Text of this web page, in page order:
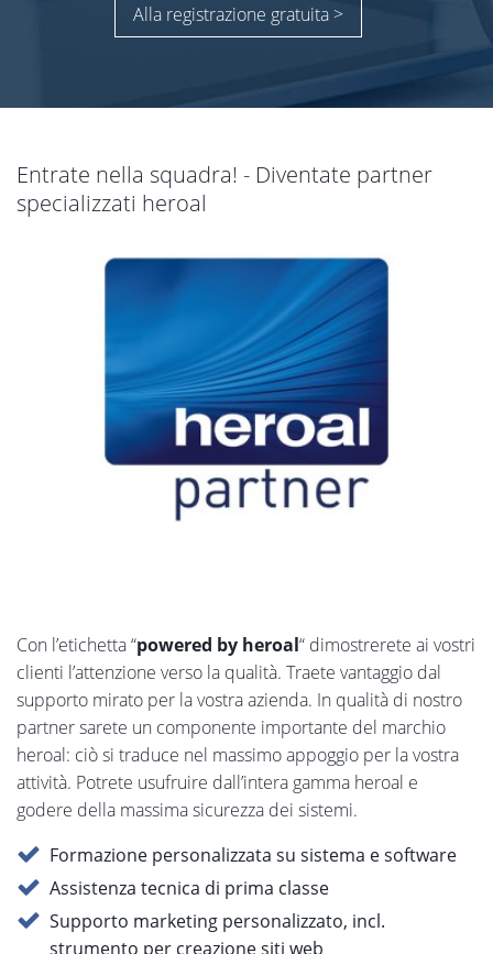
Alla registrazione gratuita >
Entrate nella squadra! - Diventate partner
specializzati heroal
Con l’etichetta “powered by heroal“ dimostrerete ai vostri
clienti l’attenzione verso la qualità. Traete vantaggio dal
supporto mirato per la vostra azienda. In qualità di nostro
partner sarete un componente importante del marchio
heroal: ciò si traduce nel massimo appoggio per la vostra
attività. Potrete usufruire dall’intera gamma heroal e
godere della massima sicurezza dei sistemi.
Formazione personalizzata su sistema e software
Assistenza tecnica di prima classe
Supporto marketing personalizzato, incl.
strumento per creazione siti web